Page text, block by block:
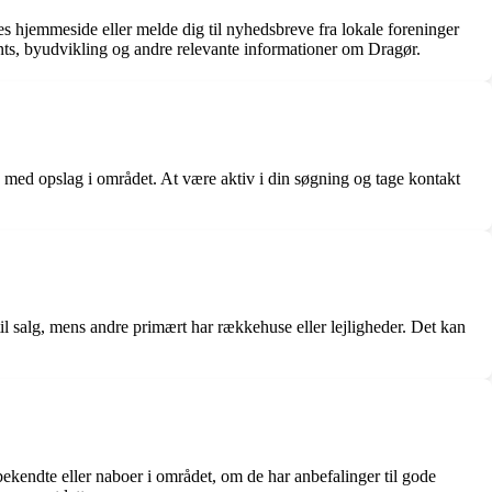
hjemmeside eller melde dig til nyhedsbreve fra lokale foreninger
byudvikling og andre relevante informationer om Dragør.
opslag i området. At være aktiv i din søgning og tage kontakt
mens andre primært har rækkehuse eller lejligheder. Det kan
eller naboer i området, om de har anbefalinger til gode